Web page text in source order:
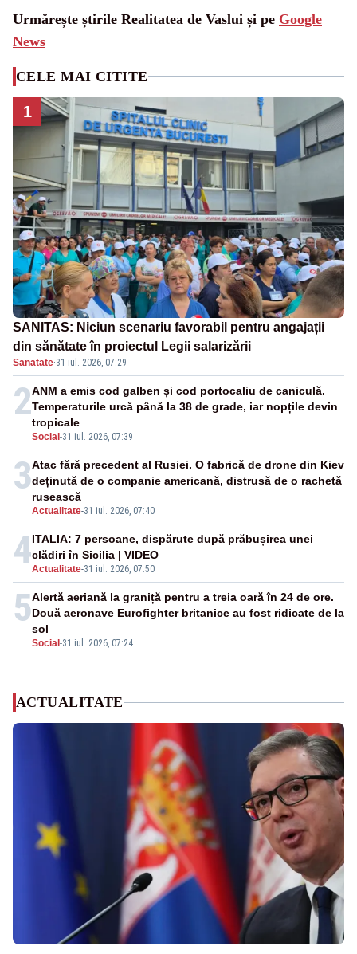
Urmărește știrile Realitatea de Vaslui și pe Google
News
CELE MAI CITITE
1
SANITAS: Niciun scenariu favorabil pentru angajații
din sănătate în proiectul Legii salarizării
Sanatate·31 iul. 2026, 07:29
2
Social -31 iul. 2026, 07:39
ANM a emis cod galben și cod portocaliu de caniculă.
Temperaturile urcă până la 38 de grade, iar nopțile devin
tropicale
3
Actualitate-31 iul. 2026, 07:40
Atac fără precedent al Rusiei. O fabrică de drone din Kiev
deținută de o companie americană, distrusă de o rachetă
rusească
4Actualitate-31 iul. 2026, 07:50
ITALIA: 7 persoane, dispărute după prăbușirea unei
clădiri în Sicilia | VIDEO
5
Social -31 iul. 2026, 07:24
Alertă aeriană la graniță pentru a treia oară în 24 de ore.
Două aeronave Eurofighter britanice au fost ridicate de la
sol
ACTUALITATE